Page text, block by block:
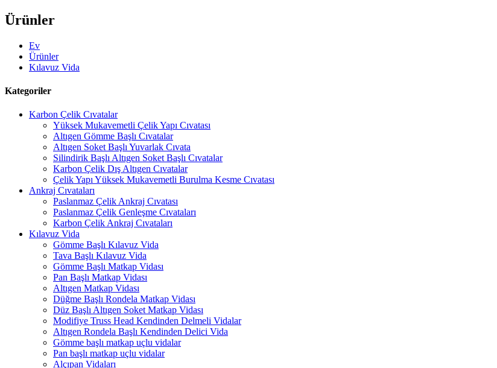
Ürünler
Ev
Ürünler
Kılavuz Vida
Kategoriler
Karbon Çelik Cıvatalar
Yüksek Mukavemetli Çelik Yapı Cıvatası
Altıgen Gömme Başlı Cıvatalar
Altıgen Soket Başlı Yuvarlak Cıvata
Silindirik Başlı Altıgen Soket Başlı Cıvatalar
Karbon Çelik Dış Altıgen Cıvatalar
Çelik Yapı Yüksek Mukavemetli Burulma Kesme Cıvatası
Ankraj Cıvataları
Paslanmaz Çelik Ankraj Cıvatası
Paslanmaz Çelik Genleşme Cıvataları
Karbon Çelik Ankraj Cıvataları
Kılavuz Vida
Gömme Başlı Kılavuz Vida
Tava Başlı Kılavuz Vida
Gömme Başlı Matkap Vidası
Pan Başlı Matkap Vidası
Altıgen Matkap Vidası
Düğme Başlı Rondela Matkap Vidası
Düz Başlı Altıgen Soket Matkap Vidası
Modifiye Truss Head Kendinden Delmeli Vidalar
Altıgen Rondela Başlı Kendinden Delici Vida
Gömme başlı matkap uçlu vidalar
Pan başlı matkap uçlu vidalar
Alçıpan Vidaları